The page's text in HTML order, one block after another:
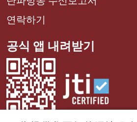
연락하기
공식 앱 내려받기